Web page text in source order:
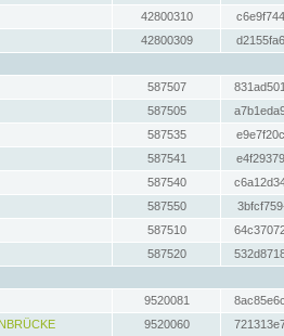
42800310
42800309
587507
587505
587535
587541
587540
587550
587510
587520
9520081
9520060